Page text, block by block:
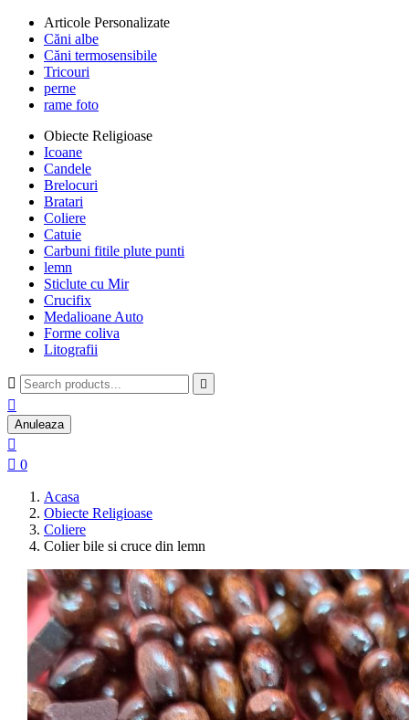
Articole Personalizate
Căni albe
Căni termosensibile
Tricouri
perne
rame foto
Obiecte Religioase
Icoane
Candele
Brelocuri
Bratari
Coliere
Catuie
Carbuni fitile plute punti
lemn
Sticlute cu Mir
Crucifix
Medalioane Auto
Forme coliva
Litografii
 

Anuleaza

 0
Acasa
Obiecte Religioase
Coliere
Colier bile si cruce din lemn